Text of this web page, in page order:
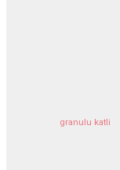
granulu katli